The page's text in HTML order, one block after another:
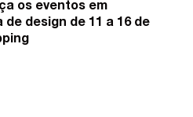
os eventos em
design de 11 a 16 de